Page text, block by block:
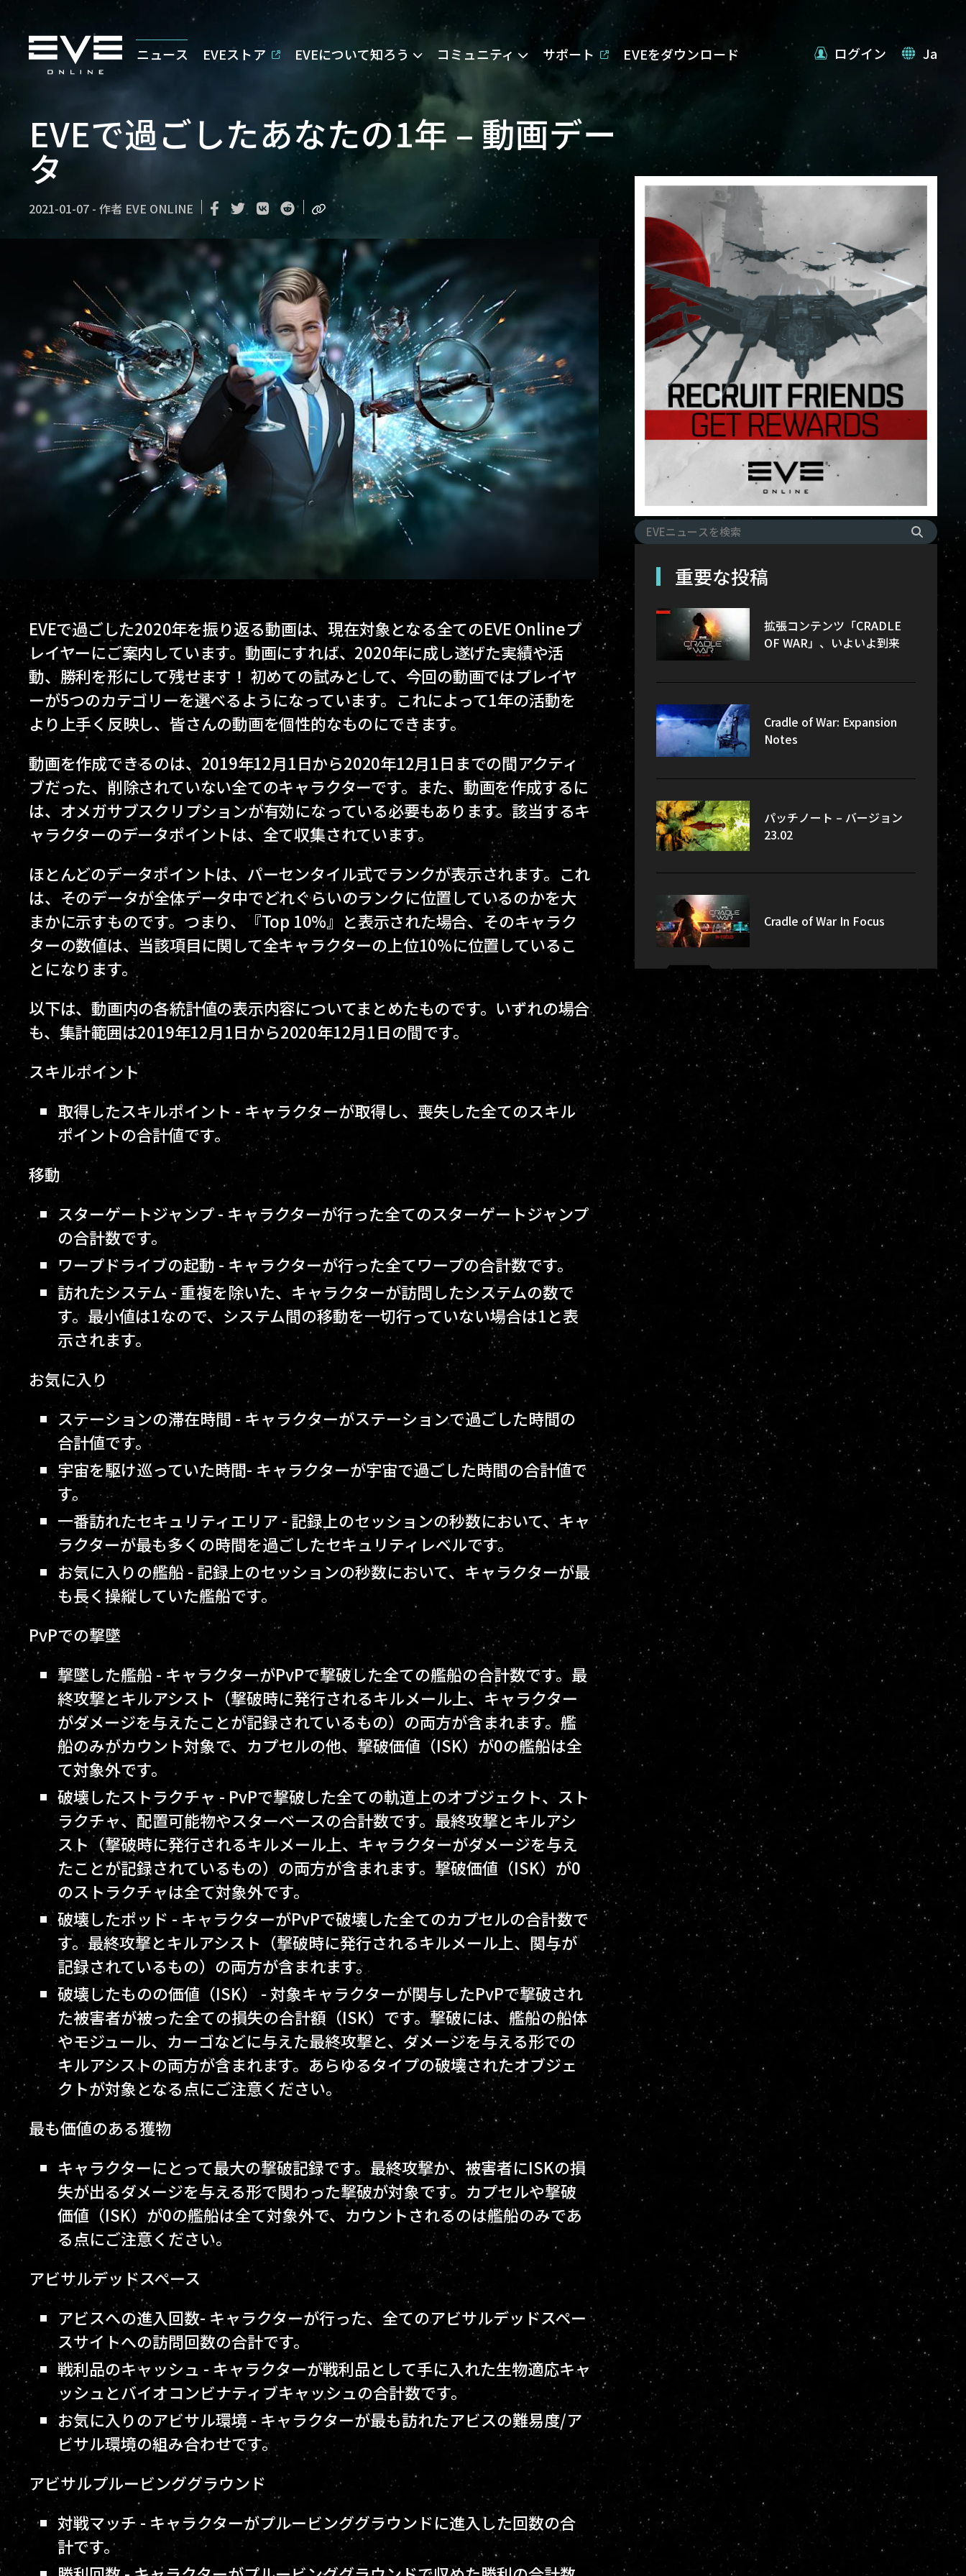
ニュース EVEストア EVEについて知ろう コミュニティ サポート EVEをダウンロード ログイン Ja
EVEで過ごしたあなたの1年 – 動画デー
タ
2021-01-07 - 作者 EVE ONLINE
EVEで過ごした2020年を振り返る動画は、現在対象となる全てのEVE Onlineプ
レイヤーにご案内しています。動画にすれば、2020年に成し遂げた実績や活
動、勝利を形にして残せます！ 初めての試みとして、今回の動画ではプレイヤ
ーが5つのカテゴリーを選べるようになっています。これによって1年の活動を
より上手く反映し、皆さんの動画を個性的なものにできます。
動画を作成できるのは、2019年12月1日から2020年12月1日までの間アクティ
ブだった、削除されていない全てのキャラクターです。また、動画を作成するに
は、オメガサブスクリプションが有効になっている必要もあります。該当するキ
ャラクターのデータポイントは、全て収集されています。
ほとんどのデータポイントは、パーセンタイル式でランクが表示されます。これ
は、そのデータが全体データ中でどれぐらいのランクに位置しているのかを大
まかに示すものです。つまり、『Top 10%』と表示された場合、そのキャラク
ターの数値は、当該項目に関して全キャラクターの上位10%に位置しているこ
とになります。
以下は、動画内の各統計値の表示内容についてまとめたものです。いずれの場合
も、集計範囲は2019年12月1日から2020年12月1日の間です。
スキルポイント
取得したスキルポイント - キャラクターが取得し、喪失した全てのスキル
ポイントの合計値です。
移動
スターゲートジャンプ - キャラクターが行った全てのスターゲートジャンプ
の合計数です。
ワープドライブの起動 - キャラクターが行った全てワープの合計数です。
訪れたシステム - 重複を除いた、キャラクターが訪問したシステムの数で
す。最小値は1なので、システム間の移動を一切行っていない場合は1と表
示されます。
お気に入り
ステーションの滞在時間 - キャラクターがステーションで過ごした時間の
合計値です。
宇宙を駆け巡っていた時間- キャラクターが宇宙で過ごした時間の合計値で
す。
一番訪れたセキュリティエリア - 記録上のセッションの秒数において、キャ
ラクターが最も多くの時間を過ごしたセキュリティレベルです。
お気に入りの艦船 - 記録上のセッションの秒数において、キャラクターが最
も長く操縦していた艦船です。
PvPでの撃墜
撃墜した艦船 - キャラクターがPvPで撃破した全ての艦船の合計数です。最
終攻撃とキルアシスト（撃破時に発行されるキルメール上、キャラクター
がダメージを与えたことが記録されているもの）の両方が含まれます。艦
船のみがカウント対象で、カプセルの他、撃破価値（ISK）が0の艦船は全
て対象外です。
破壊したストラクチャ - PvPで撃破した全ての軌道上のオブジェクト、スト
ラクチャ、配置可能物やスターベースの合計数です。最終攻撃とキルアシ
スト（撃破時に発行されるキルメール上、キャラクターがダメージを与え
たことが記録されているもの）の両方が含まれます。撃破価値（ISK）が0
のストラクチャは全て対象外です。
破壊したポッド - キャラクターがPvPで破壊した全てのカプセルの合計数で
す。最終攻撃とキルアシスト（撃破時に発行されるキルメール上、関与が
記録されているもの）の両方が含まれます。
破壊したものの価値（ISK） - 対象キャラクターが関与したPvPで撃破され
た被害者が被った全ての損失の合計額（ISK）です。撃破には、艦船の船体
やモジュール、カーゴなどに与えた最終攻撃と、ダメージを与える形での
キルアシストの両方が含まれます。あらゆるタイプの破壊されたオブジェ
クトが対象となる点にご注意ください。
最も価値のある獲物
キャラクターにとって最大の撃破記録です。最終攻撃か、被害者にISKの損
失が出るダメージを与える形で関わった撃破が対象です。カプセルや撃破
価値（ISK）が0の艦船は全て対象外で、カウントされるのは艦船のみであ
る点にご注意ください。
アビサルデッドスペース
アビスへの進入回数- キャラクターが行った、全てのアビサルデッドスペー
スサイトへの訪問回数の合計です。
戦利品のキャッシュ - キャラクターが戦利品として手に入れた生物適応キャ
ッシュとバイオコンビナティブキャッシュの合計数です。
お気に入りのアビサル環境 - キャラクターが最も訪れたアビスの難易度/ア
ビサル環境の組み合わせです。
アビサルプルービンググラウンド
対戦マッチ - キャラクターがプルービンググラウンドに進入した回数の合
計です。
重要な投稿
拡張コンテンツ「CRADLE
OF WAR」、いよいよ到来
Cradle of War: Expansion
Notes
パッチノート – バージョン
23.02
Cradle of War In Focus